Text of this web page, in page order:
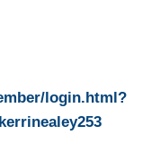
login.html?